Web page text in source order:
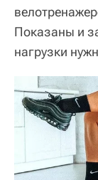
Показаны и
нагрузки